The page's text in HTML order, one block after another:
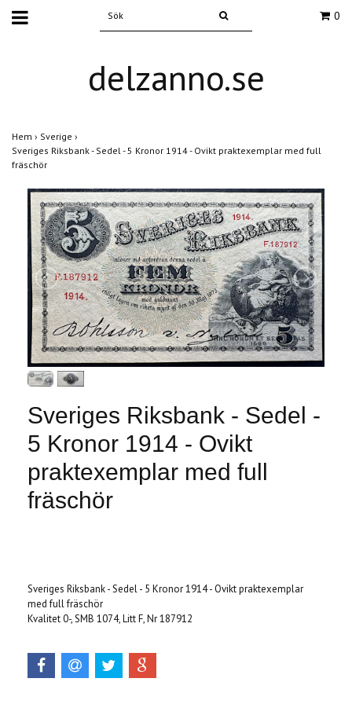
0
delzanno.se
Hem › Sverige ›
Sveriges Riksbank - Sedel - 5 Kronor 1914 - Ovikt praktexemplar med full
fräschör
Sveriges Riksbank - Sedel -
5 Kronor 1914 - Ovikt
praktexemplar med full
fräschör
Sveriges Riksbank - Sedel - 5 Kronor 1914 - Ovikt praktexemplar
med full fräschör
Kvalitet 0-, SMB 1074, Litt F, Nr 187912